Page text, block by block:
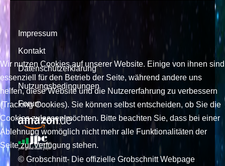
Impressum
Kontakt
Datenschutzerklärung
Nutzungsbedingungen
Forum
© Grobschnitt- Die offizielle Grobschnitt Webpage
Wir nutzen Cookies auf unserer Website. Einige von ihnen sind
essenziell für den Betrieb der Seite, während andere uns
helfen, diese Website und die Nutzererfahrung zu verbessern
(Tracking Cookies). Sie können selbst entscheiden, ob Sie die
Cookies zulassen möchten. Bitte beachten Sie, dass bei einer
Ablehnung womöglich nicht mehr alle Funktionalitäten der
Seite zur Verfügung stehen.